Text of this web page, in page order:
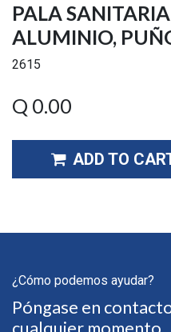
PALA
ALUMINIO,
2615
Q 0.00
ADD TO
¿Cómo podemos ayudar?
Póngase en